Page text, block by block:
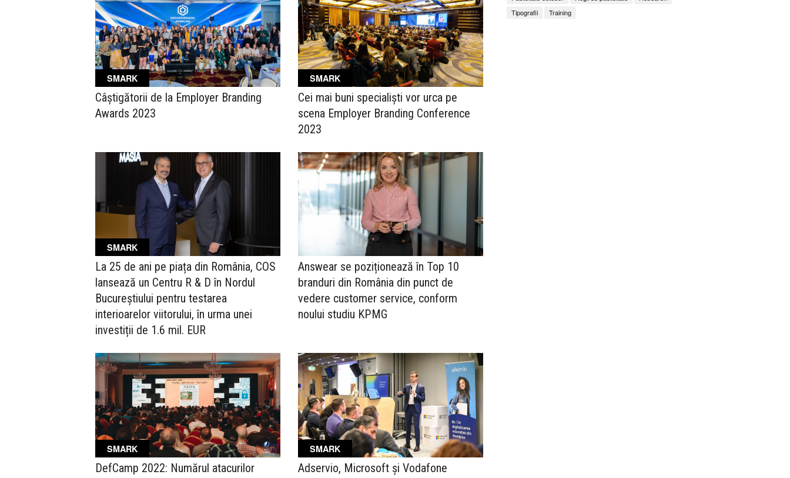
SMARK
Câștigătorii de la Employer Branding
Awards 2023
SMARK
Cei mai buni specialiști vor urca pe
scena Employer Branding Conference
2023
SMARK
La 25 de ani pe piața din România, COS
lansează un Centru R & D în Nordul
Bucureștiului pentru testarea
interioarelor viitorului, în urma unei
investiții de 1.6 mil. EUR
Answear se poziționează în Top 10
branduri din România din punct de
vedere customer service, conform
noului studiu KPMG
SMARK
DefCamp 2022: Numărul atacurilor
SMARK
Adservio, Microsoft și Vodafone
Tipografii
Training